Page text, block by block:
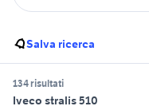
Salva ricerca
134 risultati
Iveco stralis 510